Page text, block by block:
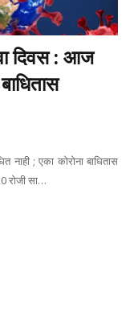
दिवस : आज
नाही ; एका कोरोना बाधितास
रोजी सा…